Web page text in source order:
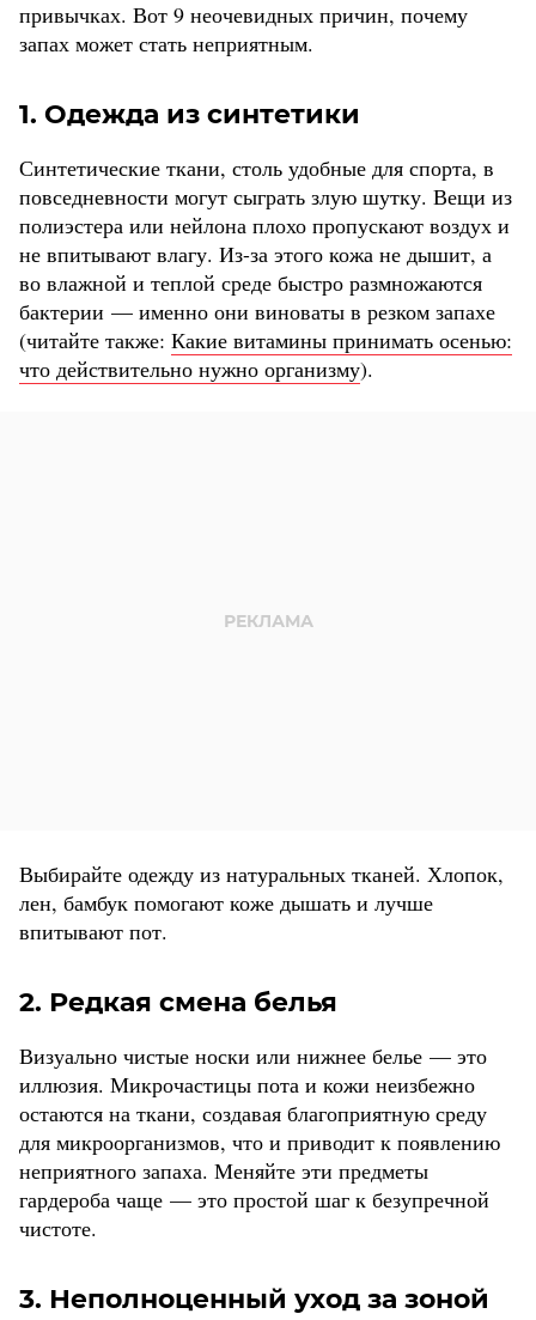
привычках. Вот 9 неочевидных причин, почему
запах может стать неприятным.
1. Одежда из синтетики
Синтетические ткани, столь удобные для спорта, в
повседневности могут сыграть злую шутку. Вещи из
полиэстера или нейлона плохо пропускают воздух и
не впитывают влагу. Из-за этого кожа не дышит, а
во влажной и теплой среде быстро размножаются
бактерии — именно они виноваты в резком запахе
(читайте также: Какие витамины принимать осенью:
что действительно нужно организму).
Выбирайте одежду из натуральных тканей. Хлопок,
лен, бамбук помогают коже дышать и лучше
впитывают пот.
2. Редкая смена белья
Визуально чистые носки или нижнее белье — это
иллюзия. Микрочастицы пота и кожи неизбежно
остаются на ткани, создавая благоприятную среду
для микроорганизмов, что и приводит к появлению
неприятного запаха. Меняйте эти предметы
гардероба чаще — это простой шаг к безупречной
чистоте.
3. Неполноценный уход за зоной